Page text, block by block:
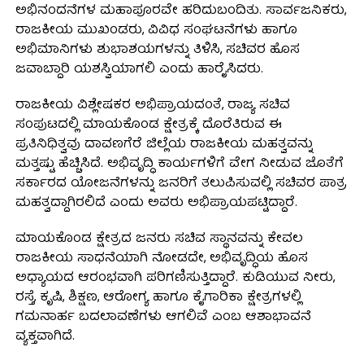
ಅಭಿನಂದನೆಗಳ ಮಹಾಪೂರವೇ ಹರಿದುಬಂದಿತು. ಸಾರ್ವಜನಿಕರು,
ರಾಜಕೀಯ ಮುಖಂಡರು, ವಿವಿಧ ಸಂಘಟನೆಗಳು ಹಾಗೂ
ಅಭಿಮಾನಿಗಳು ಶುಭಾಶಯಗಳನ್ನು ತಿಳಿಸಿ, ಸಚಿವರ ಹೊಸ
ಜವಾಬ್ದಾರಿ ಯಶಸ್ವಿಯಾಗಲಿ ಎಂದು ಹಾರೈಸಿದರು.
ರಾಜಕೀಯ ವಿಶ್ಲೇಷಕರ ಅಭಿಪ್ರಾಯದಂತೆ, ರಾಜ್ಯ ಸಚಿವ
ಸಂಪುಟದಲ್ಲಿ ಮಾಯಕೊಂಡ ಕ್ಷೇತ್ರಕ್ಕೆ ದೊರೆತಿರುವ ಈ
ಪ್ರತಿನಿಧಿತ್ವವು ದಾವಣಗೆರೆ ಜಿಲ್ಲೆಯ ರಾಜಕೀಯ ಮಹತ್ವವನ್ನು
ಮತ್ತಷ್ಟು ಹೆಚ್ಚಿಸಿದೆ. ಅಭಿವೃದ್ಧಿ ಕಾರ್ಯಗಳಿಗೆ ವೇಗ ನೀಡುವ ಜೊತೆಗೆ
ಸರ್ಕಾರದ ಯೋಜನೆಗಳನ್ನು ಜನರಿಗೆ ತಲುಪಿಸುವಲ್ಲಿ ಸಚಿವರ ಪಾತ್ರ
ಮಹತ್ವದ್ದಾಗಿರಲಿದೆ ಎಂದು ಅವರು ಅಭಿಪ್ರಾಯಪಟ್ಟಿದ್ದಾರೆ.
ಮಾಯಕೊಂಡ ಕ್ಷೇತ್ರದ ಜನರು ಸಚಿವ ಸ್ಥಾನವನ್ನು ಕೇವಲ
ರಾಜಕೀಯ ಸಾಧನೆಯಾಗಿ ನೋಡದೇ, ಅಭಿವೃದ್ಧಿಯ ಹೊಸ
ಅಧ್ಯಾಯದ ಆರಂಭವಾಗಿ ಪರಿಗಣಿಸುತ್ತಿದ್ದಾರೆ. ಕುಡಿಯುವ ನೀರು,
ರಸ್ತೆ, ಕೃಷಿ, ಶಿಕ್ಷಣ, ಆರೋಗ್ಯ ಹಾಗೂ ಕೈಗಾರಿಕಾ ಕ್ಷೇತ್ರಗಳಲ್ಲಿ
ಗಮನಾರ್ಹ ಬದಲಾವಣೆಗಳು ಆಗಲಿವೆ ಎಂಬ ಆಶಾಭಾವನೆ
ವ್ಯಕ್ತವಾಗಿದೆ.